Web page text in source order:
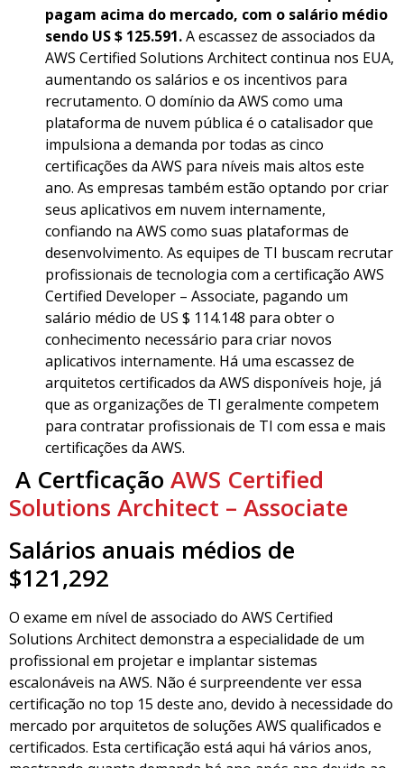
pagam acima do mercado, com o salário médio
sendo US $ 125.591.A escassez de associados da
AWS Certified Solutions Architect continua nos EUA,
aumentando os salários e os incentivos para
recrutamento. O domínio da AWS como uma
plataforma de nuvem pública é o catalisador que
impulsiona a demanda por todas as cinco
certificações da AWS para níveis mais altos este
ano. As empresas também estão optando por criar
seus aplicativos em nuvem internamente,
confiando na AWS como suas plataformas de
desenvolvimento. As equipes de TI buscam recrutar
profissionais de tecnologia com a certificação AWS
Certified Developer – Associate, pagando um
salário médio de US $ 114.148 para obter o
conhecimento necessário para criar novos
aplicativos internamente. Há uma escassez de
arquitetos certificados da AWS disponíveis hoje, já
que as organizações de TI geralmente competem
para contratar profissionais de TI com essa e mais
certificações da AWS.
A Certficação AWS Certified
Solutions Architect – Associate
Salários anuais médios de
$121,292
O exame em nível de associado do AWS Certified
Solutions Architect demonstra a especialidade de um
profissional em projetar e implantar sistemas
escalonáveis na AWS. Não é surpreendente ver essa
certificação no top 15 deste ano, devido à necessidade do
mercado por arquitetos de soluções AWS qualificados e
certificados. Esta certificação está aqui há vários anos,